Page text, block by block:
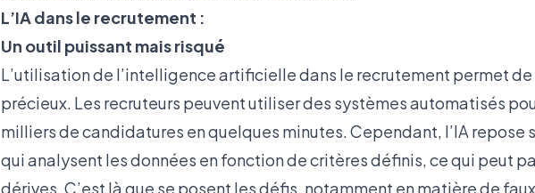
L’IA dans le recrutement :
Un outil puissant mais risqué
L’utilisation de l’intelligence artificielle dans le recrutement permet
précieux. Les recruteurs peuvent utiliser des systèmes automatisés
milliers de candidatures en quelques minutes. Cependant, l’IA repose
qui analysent les données en fonction de critères définis, ce qui peut
dérives. C’est là que se posent les défis, notamment en matière de